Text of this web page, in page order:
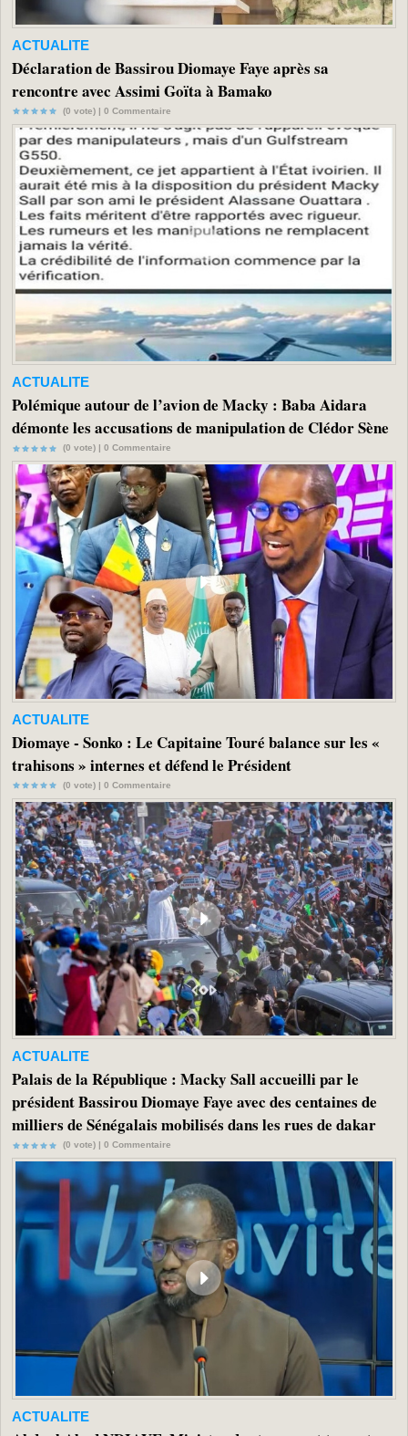
ACTUALITE
Déclaration de Bassirou Diomaye Faye après sa
rencontre avec Assimi Goïta à Bamako
(0 vote) | 0 Commentaire
ACTUALITE
Polémique autour de l’avion de Macky : Baba Aidara
démonte les accusations de manipulation de Clédor Sène
(0 vote) | 0 Commentaire
ACTUALITE
Diomaye - Sonko : Le Capitaine Touré balance sur les «
trahisons » internes et défend le Président
(0 vote) | 0 Commentaire
ACTUALITE
Palais de la République : Macky Sall accueilli par le
président Bassirou Diomaye Faye avec des centaines de
milliers de Sénégalais mobilisés dans les rues de dakar
(0 vote) | 0 Commentaire
ACTUALITE